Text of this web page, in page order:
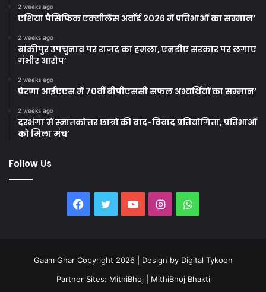
2 weeks ago
एशिया पैसिफिक एक्सीलेंस अवॉर्ड 2026 में प्रतिभाओं का सम्मान’
2 weeks ago
बांकीपुर उपचुनाव पर राजद का हमला, एनडीए सरकार पर लगाए
गंभीर आरोप’
2 weeks ago
प्रेरणा आईएएस में 70वीं बीपीएससी सफल अभ्यर्थियों का सम्मान’
2 weeks ago
दरभंगा में स्नातकोत्तर छात्रों की वाद-विवाद प्रतियोगिता, प्रतिभाओं
को मिला मंच’
Follow Us
Facebook
TwitterYouTubeInstagramWhatsApp
Gaam Ghar Copyright 2026 | Design by Digital Tykoon
Partner Sites: MithiBhoj MithiBhoj Bhakti